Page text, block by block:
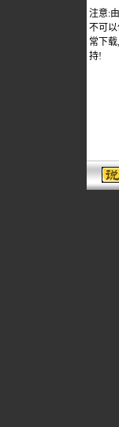
注意:
不可
常下
持!